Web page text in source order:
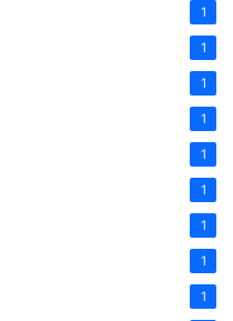
1
1
1
1
1
1
1
1
1